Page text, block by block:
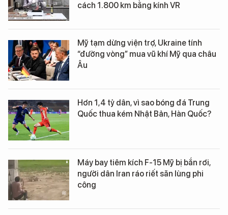
cách 1.800 km bằng kính VR
Mỹ tạm dừng viện trợ, Ukraine tính
“đường vòng” mua vũ khí Mỹ qua châu
Âu
Hơn 1,4 tỷ dân, vì sao bóng đá Trung
Quốc thua kém Nhật Bản, Hàn Quốc?
Máy bay tiêm kích F-15 Mỹ bị bắn rơi,
người dân Iran ráo riết săn lùng phi
công